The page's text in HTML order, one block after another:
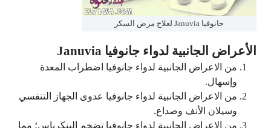
جانوفيا Januvia لعلاج مرض السكر
الأعراض الجانبية لدواء جانوفيا Januvia
من الاعراض الجانبية لدواء جانوفيا اضطراب المعدة
وإسهال.
من الاعراض الجانبية لدواء جانوفيا عدوى الجهاز التنفسي
وسيلان الأنف وصداع.
من الاعراض الجانبية لدواء جانوفيا تضخم البنكرياس؛ مما